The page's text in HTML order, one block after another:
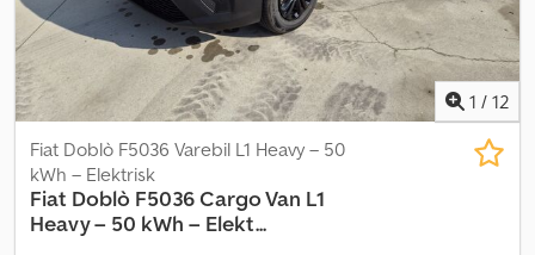
1 / 12
Fiat Doblò F5036 Varebil L1 Heavy – 50
kWh – Elektrisk
Fiat Doblò F5036 Cargo Van L1
Heavy – 50 kWh – Elekt...